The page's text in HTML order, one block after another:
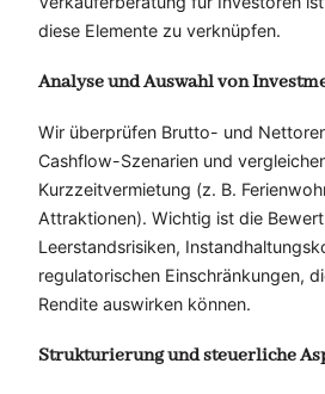
diese Elemente zu verknüpfen.
Analyse und Auswahl von
Wir überprüfen Brutto- und
Cashflow-Szenarien und
Kurzzeitvermietung (z. B.
Attraktionen). Wichtig ist die
Leerstandsrisiken,
regulatorischen Einschränkungen,
Rendite auswirken können.
Strukturierung und steuerliche